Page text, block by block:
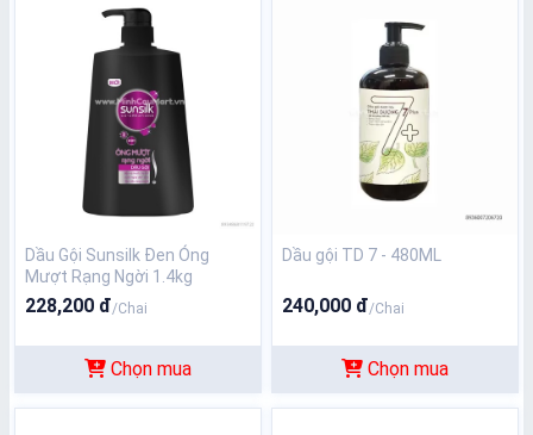
Dầu Gội Sunsilk Đen Óng
Mượt Rạng Ngời 1.4kg
228,200 đ/Chai
Chọn mua
Dầu gội TD 7 - 480ML
240,000 đ/Chai
Chọn mua